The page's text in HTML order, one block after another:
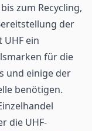
zum Recycling,
der
ein
für die
und einige der
benötigen.
die UHF-